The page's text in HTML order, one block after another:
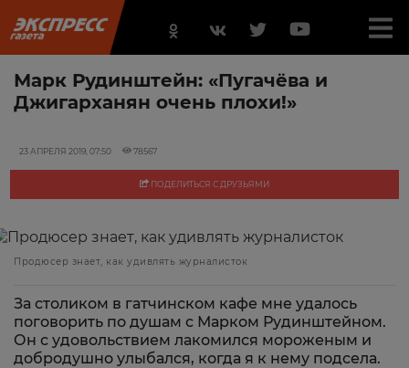
Марк Рудинштейн: «Пугачёва и
Джигарханян очень плохи!»
23 АПРЕЛЯ 2019, 07:50 78567
ПОДЕЛИТЬСЯ С ДРУЗЬЯМИ
Продюсер знает, как удивлять журналисток
За столиком в гатчинском кафе мне удалось
поговорить по душам с Марком Рудинштейном.
Он с удовольствием лакомился мороженым и
добродушно улыбался, когда я к нему подсела.